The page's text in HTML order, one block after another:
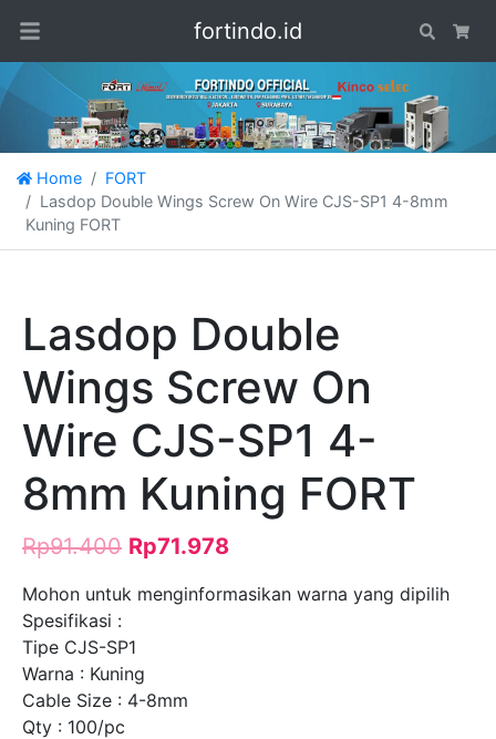
fortindo.id Search
Home
FORT
Lasdop Double Wings Screw On Wire CJS-SP1 4-8mm
Kuning FORT
Lasdop Double
Wings Screw On
Wire CJS-SP1 4-
8mm Kuning FORT
Rp91.400 Rp71.978
Mohon untuk menginformasikan warna yang dipilih
Spesifikasi :
Tipe CJS-SP1
Warna : Kuning
Cable Size : 4-8mm
Qty : 100/pc